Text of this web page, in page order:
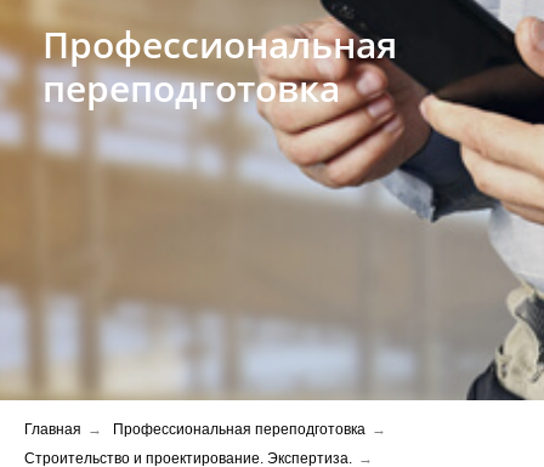
Профессиональная
переподготовка
Главная → Профессиональная переподготовка →
Строительство и проектирование. Экспертиза. →